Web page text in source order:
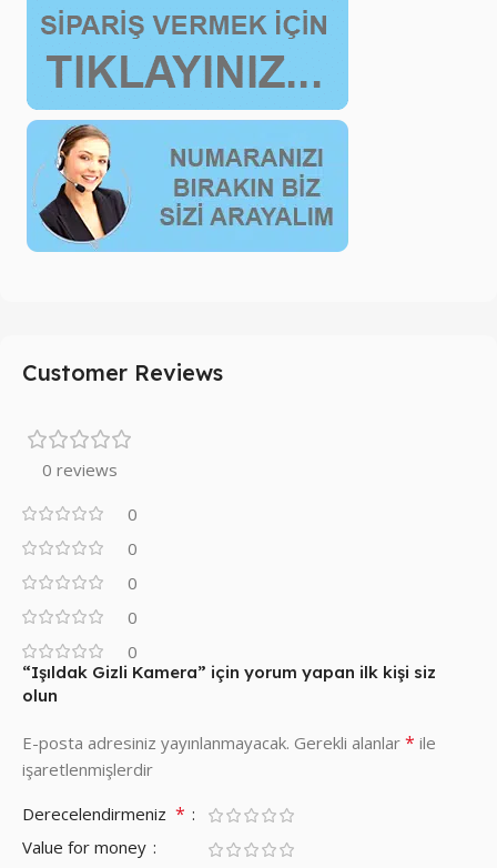
Customer Reviews
0 reviews
0
0
0
0
0
“Işıldak Gizli Kamera” için yorum yapan ilk kişi siz
olun
E-posta adresiniz yayınlanmayacak. Gerekli alanlar * ile
işaretlenmişlerdir
Derecelendirmeniz *
Value for money